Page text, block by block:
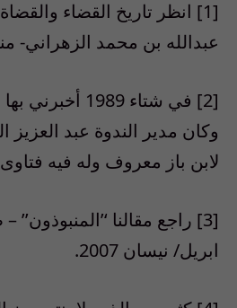
[1] انظر تاريخ القضاء
عبدالله بن محمد الزهراني-
[2] في شتاء 1989
وكان مدير الندوة عبد العزيز
لابن باز معروف وله فيه
ابريل/ نيسان 2007.